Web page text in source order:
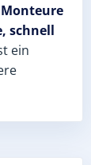
schnell
ein